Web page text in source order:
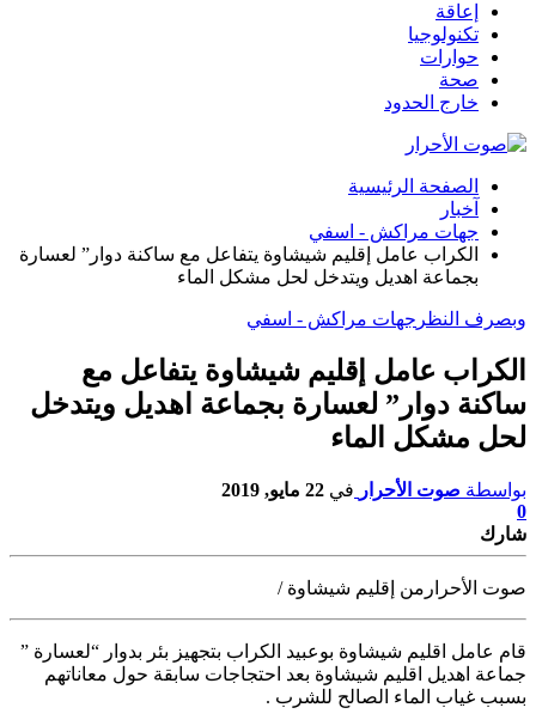
إعاقة
تكنولوجيا
حوارات
صحة
خارج الحدود
الصفحة الرئيسية
آخبار
جهات مراكش - اسفي
الكراب عامل إقليم شيشاوة يتفاعل مع ساكنة دوار” لعسارة
بجماعة اهديل ويتدخل لحل مشكل الماء
وبصرف النظر جهات مراكش - اسفي
الكراب عامل إقليم شيشاوة يتفاعل مع
ساكنة دوار” لعسارة بجماعة اهديل ويتدخل
لحل مشكل الماء
بواسطة صوت الأحرار في 22 مايو, 2019
0
شارك
صوت الأحرارمن إقليم شيشاوة /
قام عامل اقليم شيشاوة بوعبيد الكراب بتجهيز بئر بدوار “لعسارة ”
جماعة اهديل اقليم شيشاوة بعد احتجاجات سابقة حول معاناتهم
بسبب غياب الماء الصالح للشرب .